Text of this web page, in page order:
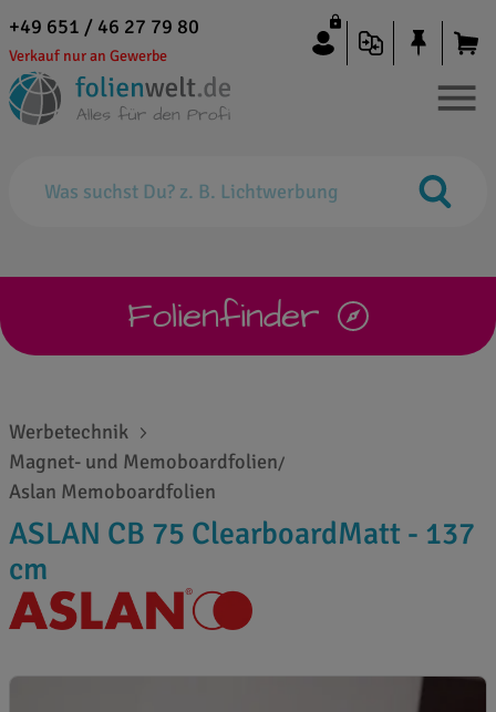
+49 651 / 46 27 79 80
Verkauf nur an Gewerbe
Folienfinder
Werbetechnik
Magnet- und Memoboardfolien/
Aslan Memoboardfolien
ASLAN CB 75 ClearboardMatt - 137
cm